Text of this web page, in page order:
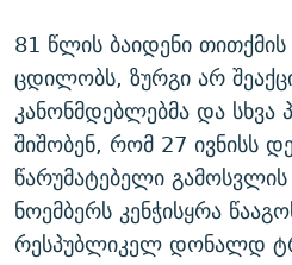
81 წლის ბაიდენი
ცდილობს, ზურგი არ
კანონმდებლებმა და სხვა
შიშობენ, რომ 27 ივნისს
წარუმატებელი
ნოემბერს კენჭისყრა
რესპუბლიკელ დონალდ